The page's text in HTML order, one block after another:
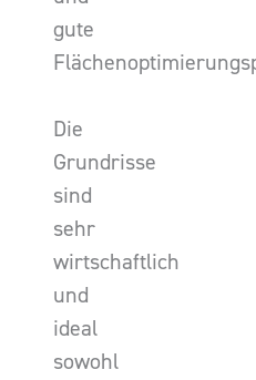
gute
Die
Grundrisse
sind
sehr
wirtschaftlich
und
ideal
sowohl